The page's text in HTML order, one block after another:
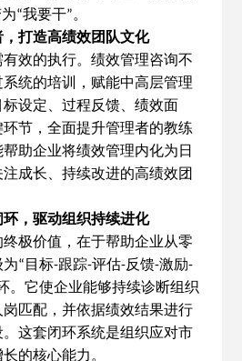
“我要干”。
，打造高绩效团队文化
的执行。绩效管理咨询不
统的培训，赋能中高层管理
设定、过程反馈、绩效面
节，全面提升管理者的教练
助企业将绩效管理内化为日
成长、持续改进的高绩效团
，驱动组织持续进化
价值，在于帮助企业从零
为“ 目标-跟踪-评估-反馈-激励-
。它使企业能够持续诊断组织
匹配，并依据绩效结果进行
这套闭环系统是组织应对市
的核心能力。